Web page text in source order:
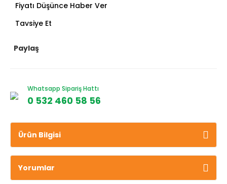
Fiyatı Düşünce Haber Ver
Tavsiye Et
Paylaş
Whatsapp Sipariş Hattı
0 532 460 58 56
Ürün Bilgisi
Yorumlar